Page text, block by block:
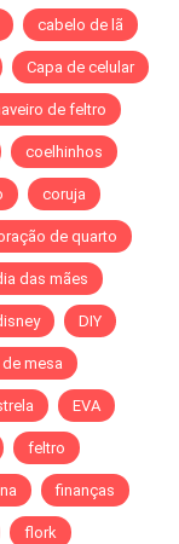
cabelo de lã
Capa de celular
de feltro
coelhinhos
coruja
de quarto
das mães
DIY
mesa
EVA
feltro
finanças
flork